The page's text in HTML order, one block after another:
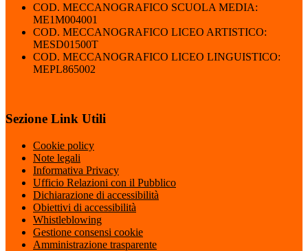
COD. MECCANOGRAFICO SCUOLA MEDIA:
ME1M004001
COD. MECCANOGRAFICO LICEO ARTISTICO:
MESD01500T
COD. MECCANOGRAFICO LICEO LINGUISTICO:
MEPL865002
Sezione Link Utili
Cookie policy
Note legali
Informativa Privacy
Ufficio Relazioni con il Pubblico
Dichiarazione di accessibilità
Obiettivi di accessibilità
Whistleblowing
Gestione consensi cookie
Amministrazione trasparente